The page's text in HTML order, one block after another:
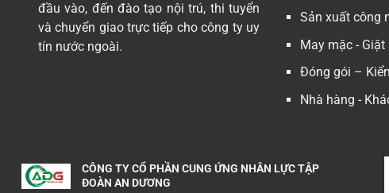
đầu vào, đến đào tạo nội trú, thi tuyển
và chuyển giao trực tiếp cho công ty uy
tín nước ngoài.
Sản xuất công
May mặc - Giặt
Đóng gói –
Nhà hàng -
CÔNG TY CỔ PHẦN CUNG ỨNG NHÂN LỰC TẬP
ĐOÀN AN DƯƠNG